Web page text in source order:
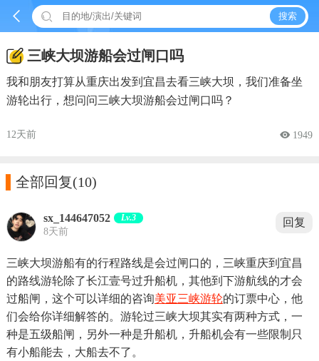
  搜索
三峡大坝游船会过闸口吗
我和朋友打算从重庆出发到宜昌去看三峡大坝，我们准备坐
游轮出行，想问问三峡大坝游船会过闸口吗？
12天前  1949
全部回复(10)
sx_144647052 Lv.3
8天前
回复
三峡大坝游船有的行程路线是会过闸口的，三峡重庆到宜昌
的路线游轮除了长江壹号过升船机，其他到下游航线的才会
过船闸，这个可以详细的咨询美亚三峡游轮的订票中心，他
们会给你详细解答的。游轮过三峡大坝其实有两种方式，一
种是五级船闸，另外一种是升船机，升船机会有一些限制只
有小船能去，大船去不了。